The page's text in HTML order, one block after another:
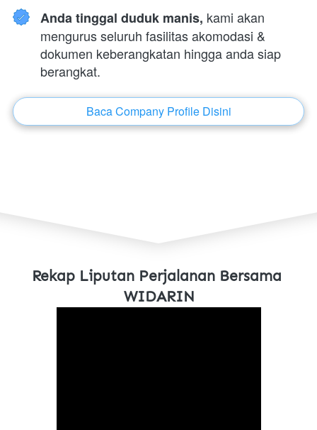
Anda tinggal duduk manis, kami akan
mengurus seluruh fasilitas akomodasi &
dokumen keberangkatan hingga anda siap
berangkat.
`Baca Company Profile Disini
Rekap Liputan Perjalanan Bersama
WIDARIN